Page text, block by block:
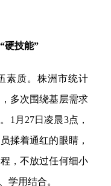
硬技能”
素质。株洲市统计
多次围绕基层需求
1月27日凌晨3点，
揉着通红的眼睛，
，不放过任何细小
学用结合。